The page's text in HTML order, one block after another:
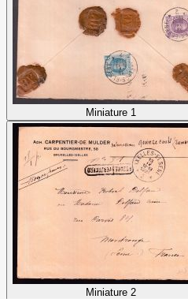
Miniature 1
Miniature 2